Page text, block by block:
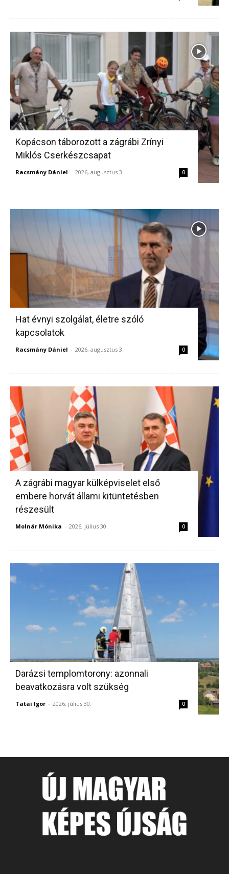
Kopácson táborozott a zágrábi Zrínyi
Miklós Cserkészcsapat
Racsmány Dániel - 2026, augusztus 3. 0
Hat évnyi szolgálat, életre szóló
kapcsolatok
Racsmány Dániel - 2026, augusztus 3. 0
A zágrábi magyar külképviselet első
embere horvát állami kitüntetésben
részesült
Molnár Mónika - 2026, július 30. 0
Darázsi templomtorony: azonnali
beavatkozásra volt szükség
Tatai Igor - 2026, július 30. 0